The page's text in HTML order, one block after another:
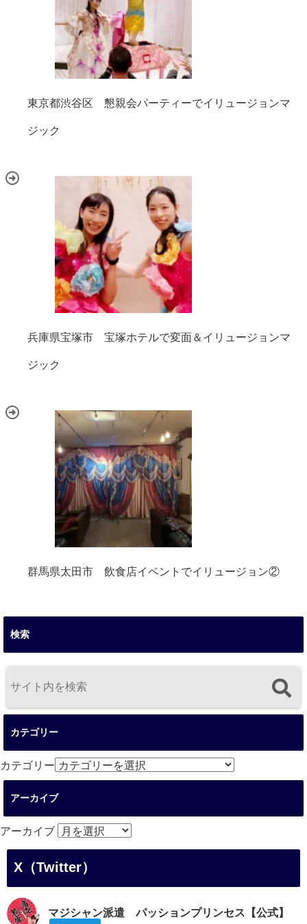
東京都渋谷区 懇親会パーティーでイリュージョンマ
ジック
兵庫県宝塚市 宝塚ホテルで変面＆イリュージョンマ
ジック
群馬県太田市 飲食店イベントでイリュージョン②
検索
カテゴリー
カテゴリー
アーカイブ
アーカイブ
X（Twitter）
マジシャン派遣 パッションプリンセス【公式】